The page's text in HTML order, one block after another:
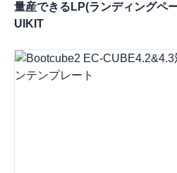
量産できるLP(ランディングペ
UIKIT